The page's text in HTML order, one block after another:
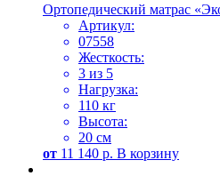
Ортопедический матрас
Артикул:
07558
Жесткость:
3 из 5
Нагрузка:
110 кг
Высота:
20 см
от 11 140 р. В корзину